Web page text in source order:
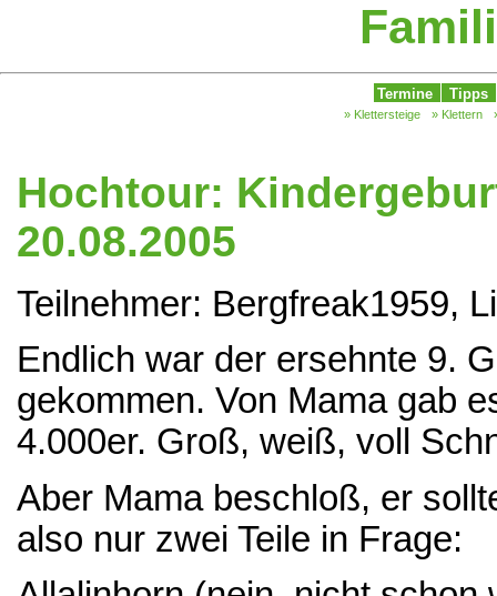
Termine Tipps
» Klettersteige » Klettern
Hochtour:
20.08.2005
Teilnehmer: Bergfreak1959,
Endlich war der ersehnte 9.
gekommen. Von Mama gab
4.000er. Groß, weiß, voll
Aber Mama beschloß, er
also nur zwei Teile in Frage: